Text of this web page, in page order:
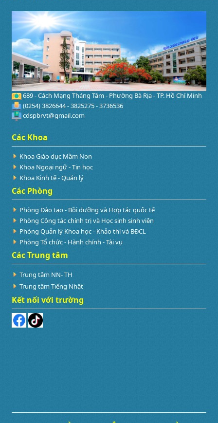
689 - Cách Mạng Tháng Tám - Phường Bà Rịa - TP. Hồ Chí Minh
(0254) 3826644 - 3825275 - 3736536
cdspbrvt@gmail.com
Các Khoa
Khoa Giáo dục Mầm Non
Khoa Ngoại ngữ - Tin học
Khoa Kinh tế - Quản lý
Các Phòng
Phòng Đào tạo - Bồi dưỡng và Hợp tác quốc tế
Phòng Công tác chính trị và Học sinh sinh viên
Phòng Quản lý Khoa học - Khảo thí và BĐCL
Phòng Tổ chức - Hành chính - Tài vụ
Các Trung tâm
Trung tâm NN- TH
Trung tâm Tiếng Nhật
Kết nối với trường